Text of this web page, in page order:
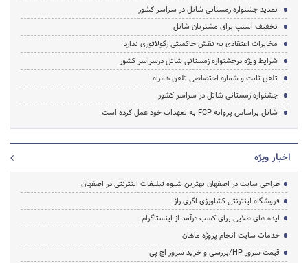
تمدید جشنواره زمستانی شاتل در سراسر کشور
تخفیف اسنپ برای مشتریان شاتل
مخابرات اعتقادی به نقش حاکمیتی رگولاتوری ندارد
شرایط ویژه درجشنواره زمستانی شاتل درسراسر کشور
تلفن ثابت و شماره اختصاصی تلفن همراه
جشنواره زمستانی شاتل در سراسر کشور
شاتل براساس پروانه FCP به تعهدات خود عمل کرده است
اخبار ویژه
طراحی سایت در اصفهان بهترین شیوه تبلیغات اینترنتی در اصفهان
فروشگاه اینترنتی کشاورزی اگری راز
ایده های طلایی برای کسب درآمد از اینستاگرام
خدمات سایت انجام پروژه ماهان
قیمت سرور HP/بررسی و خرید سرور اچ پی